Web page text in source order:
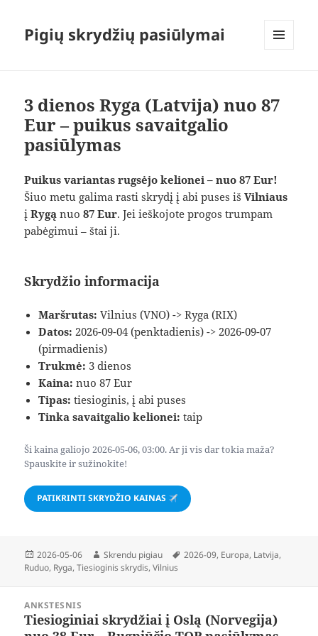
Pigių skrydžių pasiūlymai
3 dienos Ryga (Latvija) nuo 87
Eur – puikus savaitgalio
pasiūlymas
Puikus variantas rugsėjo kelionei – nuo 87 Eur!
Šiuo metu galima rasti skrydį į abi puses išVilniaus
įRygą nuo87 Eur. Jei ieškojote progos trumpam
pabėgimui – štai ji.
Skrydžio informacija
Maršrutas: Vilnius (VNO) -> Ryga (RIX)
Datos: 2026-09-04 (penktadienis) -> 2026-09-07
(pirmadienis)
Trukmė: 3 dienos
Kaina: nuo 87 Eur
Tipas: tiesioginis, į abi puses
Tinka savaitgalio kelionei: taip
Ši kaina galiojo 2026-05-06, 03:00. Ar ji vis dar tokia maža?
Spauskite ir sužinokite!
PATIKRINTI SKRYDŽIO KAINAS
Paskelbta
2026-05-06 Autorius
Skrendu pigiau Žymos
2026-09, Europa, Latvija,
Ruduo, Ryga,Tiesioginis skrydis,Vilnius
įrašų
ANKSTESNIS
Ankstesnis
Tiesioginiai skrydžiai į Oslą (Norvegija)